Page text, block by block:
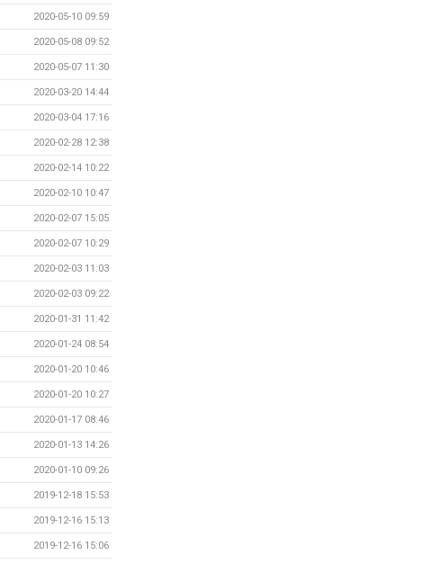
2020-05-10 09:59
2020-05-08 09:52
2020-05-07 11:30
2020-03-20 14:44
2020-03-04 17:16
2020-02-28 12:38
2020-02-14 10:22
2020-02-10 10:47
2020-02-07 15:05
2020-02-07 10:29
2020-02-03 11:03
2020-02-03 09:22
2020-01-31 11:42
2020-01-24 08:54
2020-01-20 10:46
2020-01-20 10:27
2020-01-17 08:46
2020-01-13 14:26
2020-01-10 09:26
2019-12-18 15:53
2019-12-16 15:13
2019-12-16 15:06